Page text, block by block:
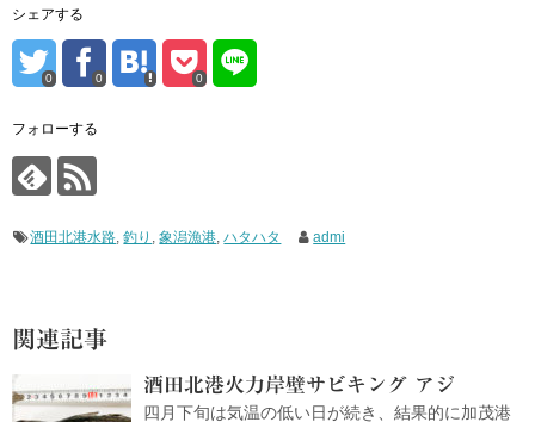
シェアする
0 0 0
フォローする
酒田北港水路,釣り ,象潟漁港,ハタハタ admi
関連記事
酒田北港火力岸壁サビキング アジ
四月下旬は気温の低い日が続き、結果的に加茂港